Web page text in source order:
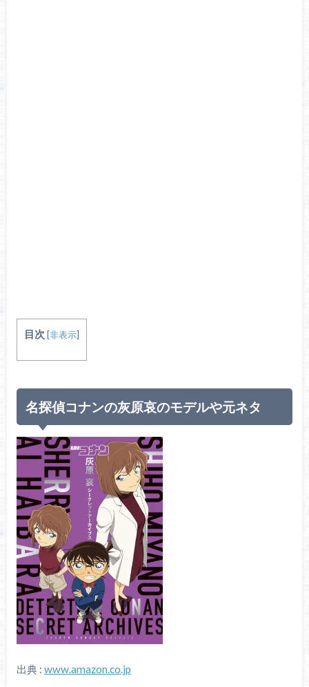
目次 [非表示]
名探偵コナンの灰原哀のモデルや元ネタ
出典 : www.amazon.co.jp